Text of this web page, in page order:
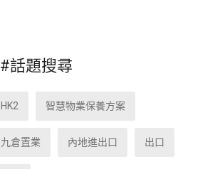
#話題搜尋
HK2 智慧物業保養方案
九倉置業 內地進出口 出口